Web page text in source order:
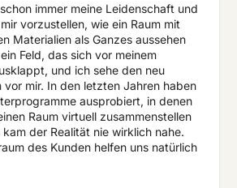
immer meine Leidenschaft und
vorzustellen, wie ein Raum mit
Materialien als Ganzes aussehen
Feld, das sich vor meinem
und ich sehe den neu
vor mir. In den letzten Jahren haben
ausprobiert, in denen
Raum virtuell zusammenstellen
der Realität nie wirklich nahe.
des Kunden helfen uns natürlich